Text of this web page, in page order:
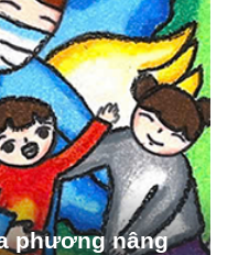
phương nâng